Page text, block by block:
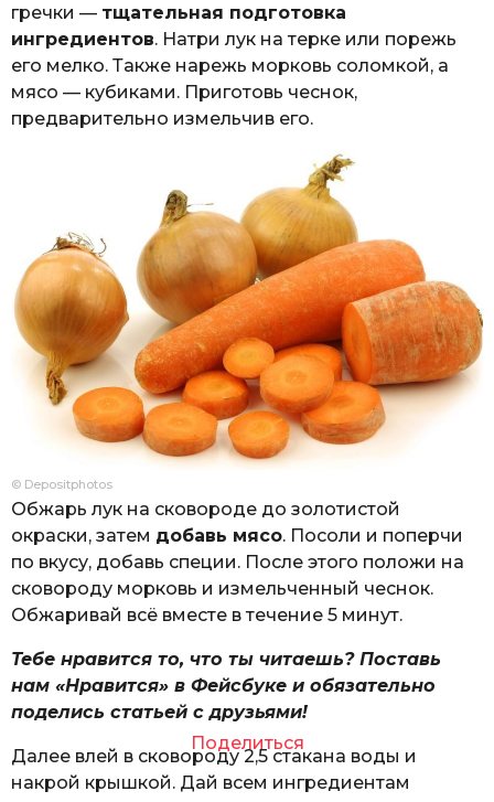
гречки — тщательная подготовка
ингредиентов. Натри лук на терке или порежь
его мелко. Также нарежь морковь соломкой, а
мясо — кубиками. Приготовь чеснок,
предварительно измельчив его.
© Depositphotos
Обжарь лук на сковороде до золотистой
окраски, затем добавь мясо. Посоли и поперчи
по вкусу, добавь специи. После этого положи на
сковороду морковь и измельченный чеснок.
Обжаривай всё вместе в течение 5 минут.
Тебе нравится то, что ты читаешь? Поставь
нам «Нравится» в Фейсбуке и обязательно
поделись статьей с друзьями!
Поделиться
Далее влей в сковороду 2,5 стакана воды и
накрой крышкой. Дай всем ингредиентам